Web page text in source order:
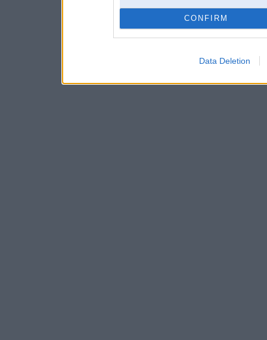
CONFIRM
Data Deletion